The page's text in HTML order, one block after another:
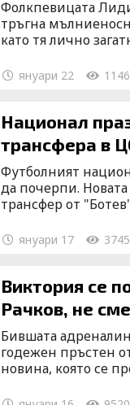
Фолкпевицата
тръгна
като тя лично
януари 22
Национал
трансфера в
Футболният
да почерпи.
трансфер от
януари 17 3745
Виктория се
Рачков, не
Бившата
годежен пръстен
новина, която се